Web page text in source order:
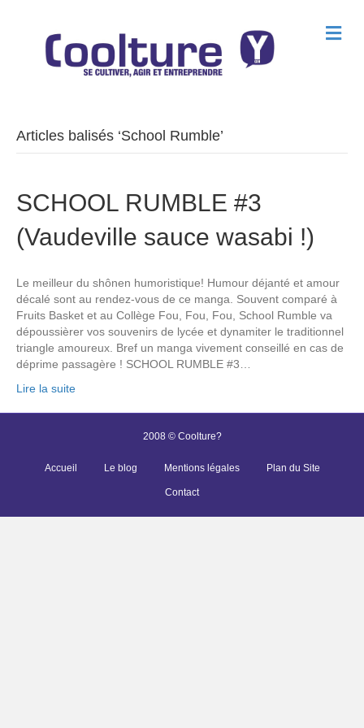
M
e
Articles balisés ‘School Rumble’
SCHOOL RUMBLE #3
(Vaudeville sauce wasabi !)
Le meilleur du shônen humoristique! Humour déjanté et amour
décalé sont au rendez-vous de ce manga. Souvent comparé à
Fruits Basket et au Collège Fou, Fou, Fou, School Rumble va
dépoussièrer vos souvenirs de lycée et dynamiter le traditionnel
triangle amoureux. Bref un manga vivement conseillé en cas de
déprime passagère ! SCHOOL RUMBLE #3…
Lire la suite
2008 © Coolture?
Accueil Le blog Mentions légales Plan du Site
Contact